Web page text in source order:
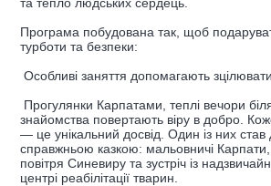
Програма побудована так, щоб
турботи та безпеки:
Особливі заняття допомагають
Прогулянки Карпатами, теплі вечори
знайомства повертають віру в добро.
— це унікальний досвід. Один із них став
справжньою казкою: мальовничі
повітря Синевиру та зустріч із
центрі реабілітації тварин.